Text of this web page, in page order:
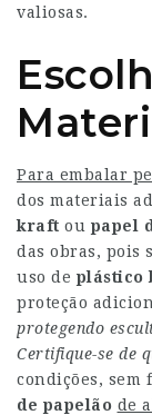
valiosas.
Para embalar
dos materiais
kraft ou papel
das obras, pois
uso de plástico
proteção
protegendo
Certifique-se de
condições, sem
de papelão de